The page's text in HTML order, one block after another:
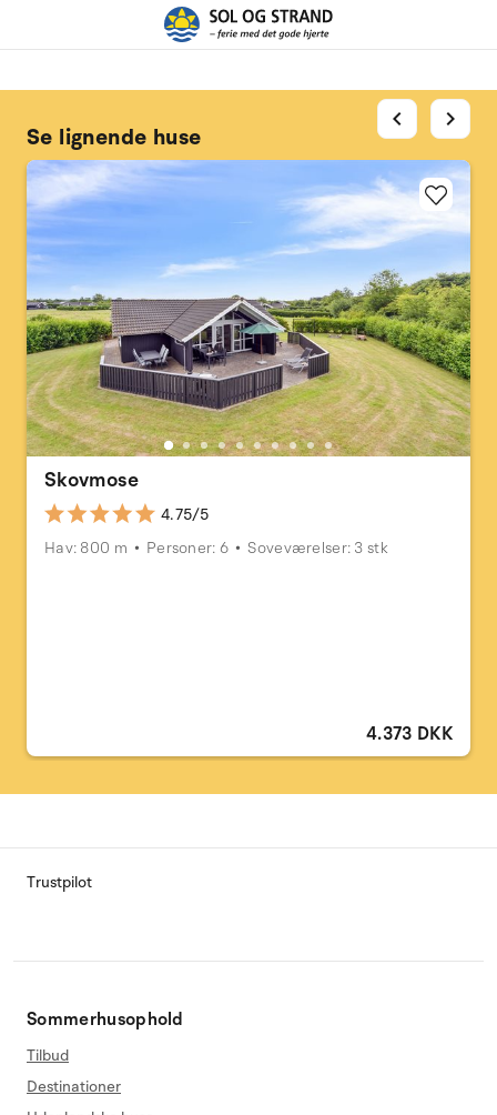
Se lignende huse
Skovmose
4.75/5
Hav: 800 m
Personer: 6 Soveværelser: 3 stk
4.373 DKK
chevron_left chevron_right
Trustpilot
Sommerhusophold
Tilbud
Destinationer